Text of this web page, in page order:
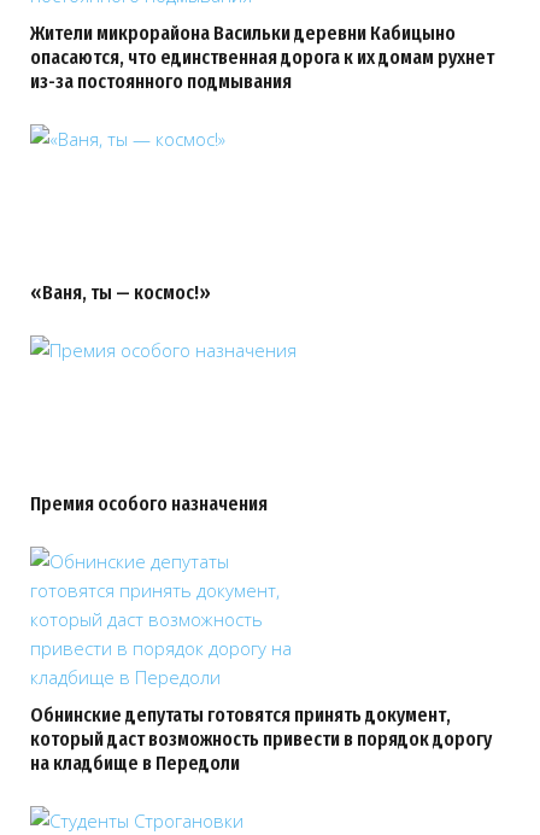
Жители микрорайона Васильки деревни Кабицыно
опасаются, что единственная дорога к их домам рухнет
из-за постоянного подмывания
«Ваня, ты — космос!»
Премия особого назначения
Обнинские депутаты готовятся принять документ,
который даст возможность привести в порядок дорогу
на кладбище в Передоли